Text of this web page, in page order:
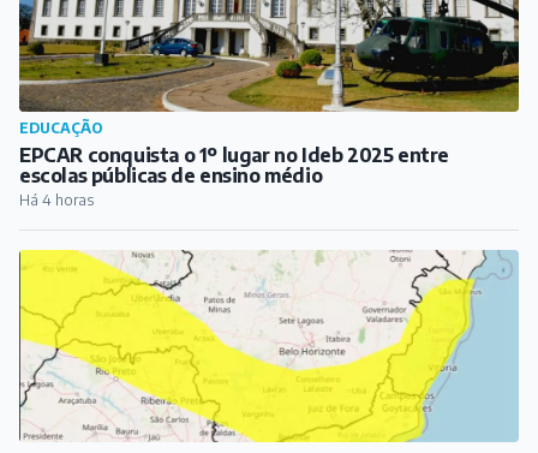
EDUCAÇÃO
EPCAR conquista o 1º lugar no Ideb 2025 entre
escolas públicas de ensino médio
Há 4 horas